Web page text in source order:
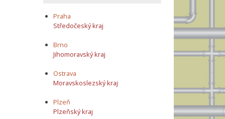
Praha
Středočeský kraj
Brno
Jihomoravský kraj
Ostrava
Moravskoslezský kraj
Plzeň
Plzeňský kraj